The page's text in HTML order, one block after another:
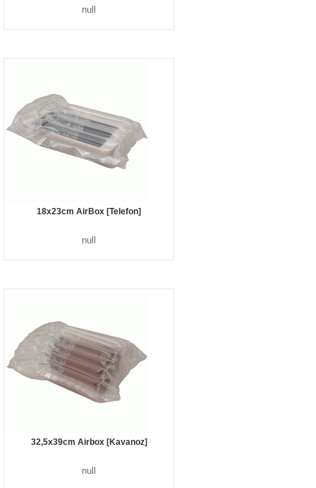
null
18x23cm AirBox [Telefon]
null
32,5x39cm Airbox [Kavanoz]
null